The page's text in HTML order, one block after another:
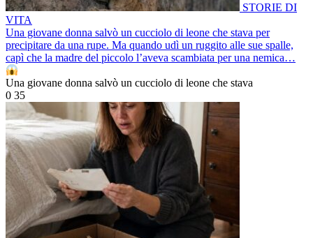
STORIE DI
VITA
Una giovane donna salvò un cucciolo di leone che stava per
precipitare da una rupe. Ma quando udì un ruggito alle sue spalle,
capì che la madre del piccolo l’aveva scambiata per una nemica…
Una giovane donna salvò un cucciolo di leone che stava
0 35